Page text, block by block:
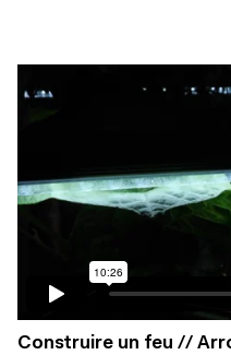
Construire un feu //